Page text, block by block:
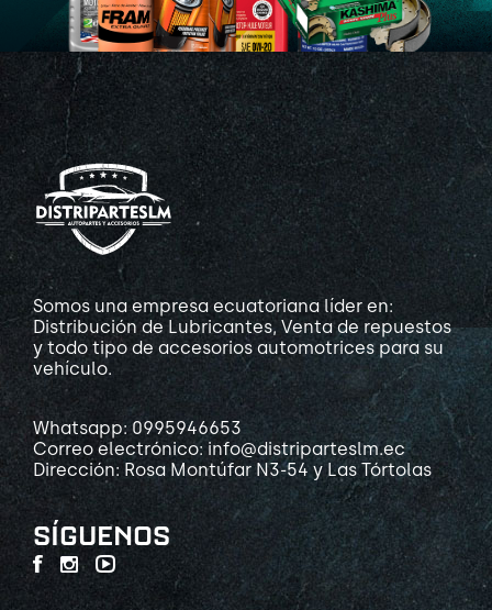
Somos una empresa ecuatoriana líder en:
Distribución de Lubricantes, Venta de repuestos
y todo tipo de accesorios automotrices para su
vehículo.
Whatsapp: 0995946653
Correo electrónico: info@distriparteslm.ec
Dirección: Rosa Montúfar N3-54 y Las Tórtolas
SÍGUENOS